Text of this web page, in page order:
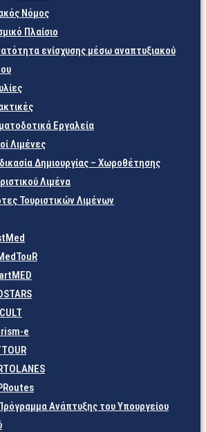
Νόμος
Πλαίσιο
ενίσχυσης μέσω αναπτυξιακού
Εργαλεία
Λιμένες
Δημιουργίας – Χωροθέτησης
Λιμένα
Τουριστικών Λιμένων
e
Ανάπτυξης του Υπουργείου